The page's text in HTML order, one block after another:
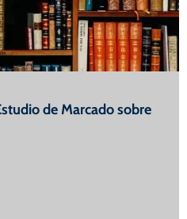
de Marcado sobre